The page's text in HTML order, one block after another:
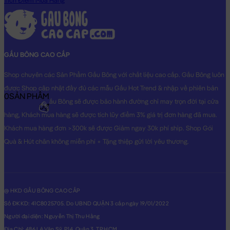
GẤU BÔNG CAO CẤP
Shop chuyên các Sản Phẩm Gấu Bông với chất liệu cao cấp. Gấu Bông luôn
được Shop cập nhật đầy đủ các mẫu Gấu Hot Trend & nhập về phiên bản
Original nhất. Gấu Bông sẽ được bảo hành đường chỉ may trọn đời tại cửa
hàng, Khách mua hàng sẽ được tích lũy điểm 3% giá trị đơn hàng đã mua.
Khách mua hàng đơn >300k sẽ được Giảm ngay 30k phí ship. Shop Gói
Quà & Hút chân không miễn phí + Tặng thiệp gửi lời yêu thương.
@ HKD GẤU BÔNG CAO CẤP
Số ĐKKD: 41C8025705. Do UBND QUẬN 3 cấp ngày 19/01/2022
Người đại diện: Nguyễn Thị Thu Hằng
0SẢN PHẨM
0₫